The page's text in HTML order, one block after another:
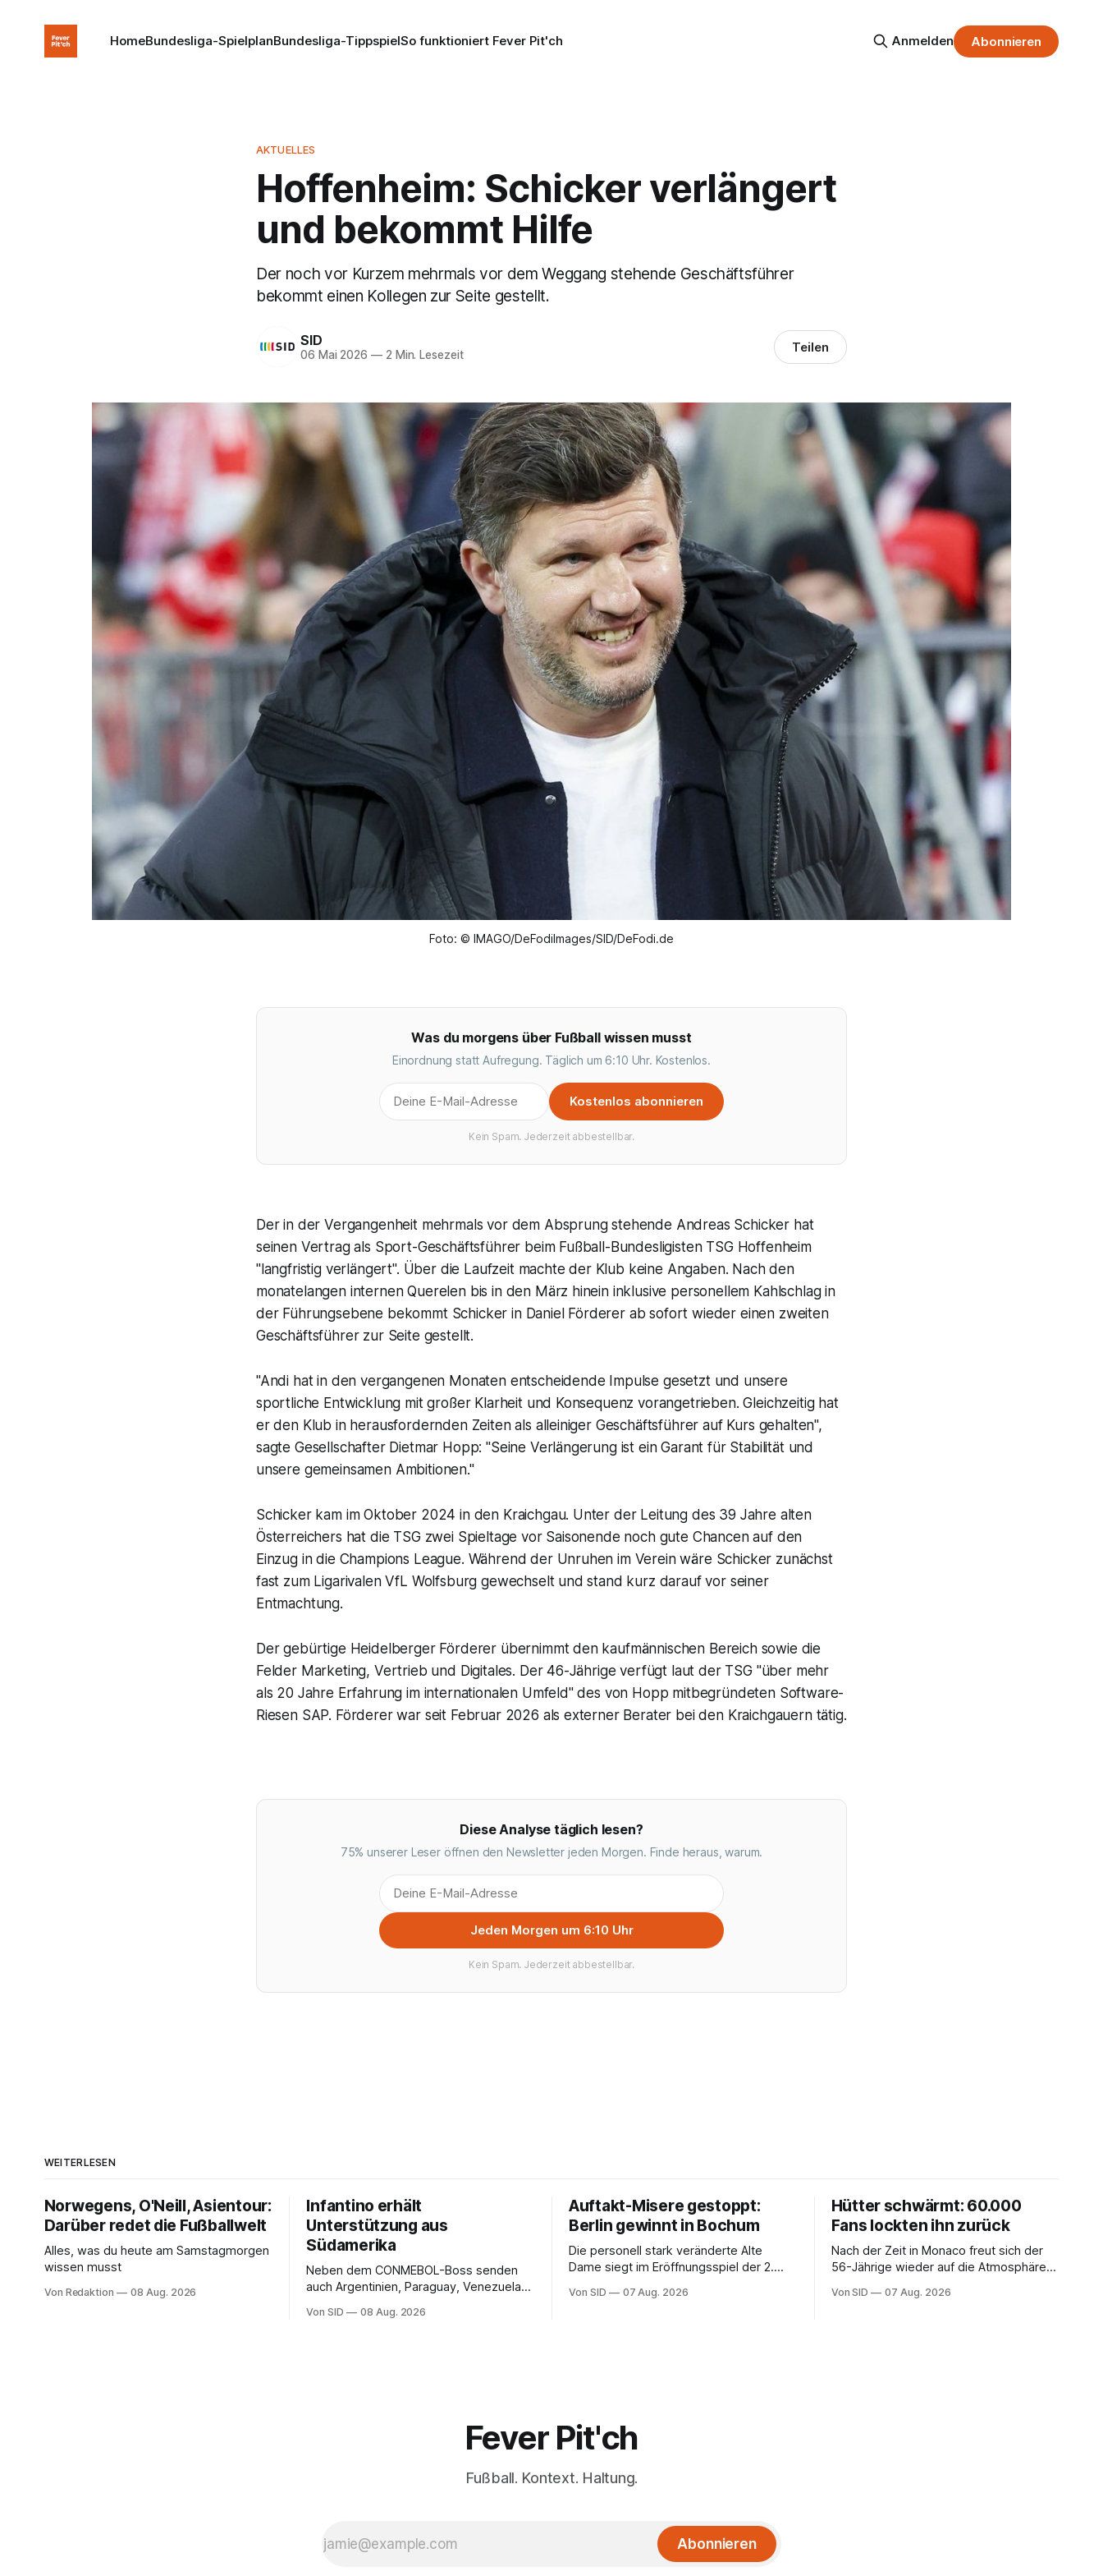
HomeBundesliga-SpielplanBundesliga-TippspielSo funktioniert Fever Pit'ch Anmelden Abonnieren
AKTUELLES
Hoffenheim: Schicker verlängert
und bekommt Hilfe
Der noch vor Kurzem mehrmals vor dem Weggang stehende Geschäftsführer
bekommt einen Kollegen zur Seite gestellt.
SID
06 Mai 2026 —2 Min. Lesezeit Teilen
Foto: © IMAGO/DeFodiImages/SID/DeFodi.de
Was du morgens über Fußball wissen musst
Einordnung statt Aufregung. Täglich um 6:10 Uhr. Kostenlos.
Kostenlos abonnieren
Kein Spam. Jederzeit abbestellbar.
Der in der Vergangenheit mehrmals vor dem Absprung stehende Andreas Schicker hat
seinen Vertrag als Sport-Geschäftsführer beim Fußball-Bundesligisten TSG Hoffenheim
"langfristig verlängert". Über die Laufzeit machte der Klub keine Angaben. Nach den
monatelangen internen Querelen bis in den März hinein inklusive personellem Kahlschlag in
der Führungsebene bekommt Schicker in Daniel Förderer ab sofort wieder einen zweiten
Geschäftsführer zur Seite gestellt.
"Andi hat in den vergangenen Monaten entscheidende Impulse gesetzt und unsere
sportliche Entwicklung mit großer Klarheit und Konsequenz vorangetrieben. Gleichzeitig hat
er den Klub in herausfordernden Zeiten als alleiniger Geschäftsführer auf Kurs gehalten",
sagte Gesellschafter Dietmar Hopp: "Seine Verlängerung ist ein Garant für Stabilität und
unsere gemeinsamen Ambitionen."
Schicker kam im Oktober 2024 in den Kraichgau. Unter der Leitung des 39 Jahre alten
Österreichers hat die TSG zwei Spieltage vor Saisonende noch gute Chancen auf den
Einzug in die Champions League. Während der Unruhen im Verein wäre Schicker zunächst
fast zum Ligarivalen VfL Wolfsburg gewechselt und stand kurz darauf vor seiner
Entmachtung.
Der gebürtige Heidelberger Förderer übernimmt den kaufmännischen Bereich sowie die
Felder Marketing, Vertrieb und Digitales. Der 46-Jährige verfügt laut der TSG "über mehr
als 20 Jahre Erfahrung im internationalen Umfeld" des von Hopp mitbegründeten Software-
Riesen SAP. Förderer war seit Februar 2026 als externer Berater bei den Kraichgauern tätig.
Diese Analyse täglich lesen?
75% unserer Leser öffnen den Newsletter jeden Morgen. Finde heraus, warum.
Jeden Morgen um 6:10 Uhr
Kein Spam. Jederzeit abbestellbar.
WEITERLESEN
Norwegens, O'Neill, Asientour:
Darüber redet die Fußballwelt
Alles, was du heute am Samstagmorgen
wissen musst
Von Redaktion 08 Aug. 2026
Infantino erhält
Unterstützung aus
Südamerika
Neben dem CONMEBOL-Boss senden
auch Argentinien, Paraguay, Venezuela
Von SID 08 Aug. 2026
Auftakt-Misere gestoppt:
Berlin gewinnt in Bochum
Die personell stark veränderte Alte
Dame siegt im Eröffnungsspiel der 2.
Von SID 07 Aug. 2026
Hütter schwärmt: 60.000
Fans lockten ihn zurück
Nach der Zeit in Monaco freut sich der
56-Jährige wieder auf die Atmosphäre in
Von SID 07 Aug. 2026
Fever Pit'ch
Fußball. Kontext. Haltung.
Abonnieren